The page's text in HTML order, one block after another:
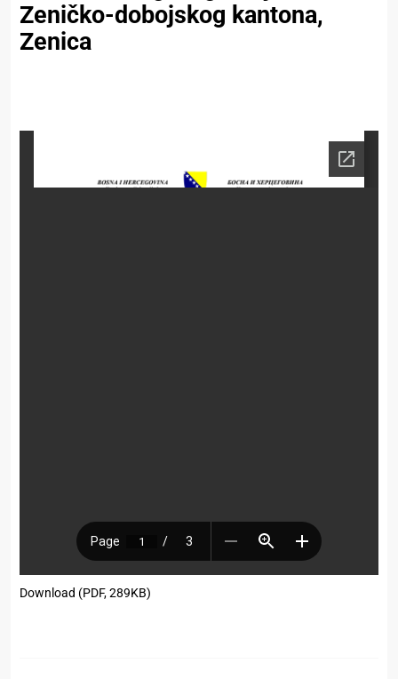
Zeničko-dobojskog kantona,
Zenica
Download (PDF, 289KB)